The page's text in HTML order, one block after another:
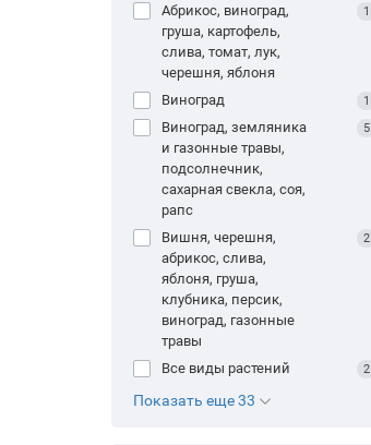
абрикос, виноград,
груша, картофель,
слива, томат, лук,
черешня, яблоня
1
виноград 1
Виноград, земляника
и газонные травы,
подсолнечник,
сахарная свекла, соя,
рапс
5
вишня, черешня,
абрикос, слива,
яблоня, груша,
клубника, персик,
виноград, газонные
травы
2
все виды растений 2
Показать еще 33